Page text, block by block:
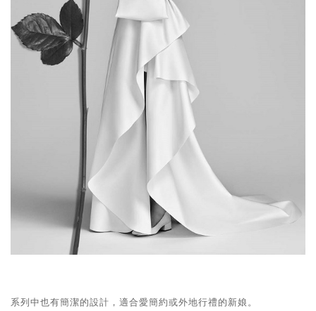
系列中也有簡潔的設計，適合愛簡約或外地行禮的新娘。